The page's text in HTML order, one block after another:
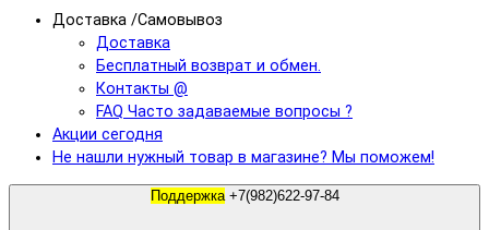
Доставка /Самовывоз
Доставка
Бесплатный возврат и обмен.
Контакты @
FAQ Часто задаваемые вопросы ?
Акции сегодня
Не нашли нужный товар в магазине? Мы поможем!
Поддержка +7(982)622-97-84